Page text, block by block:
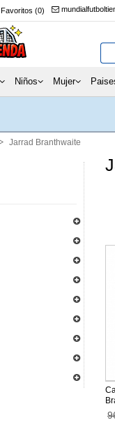
Favoritos (0)
Niños Mujer
Jarrad Branthwaite